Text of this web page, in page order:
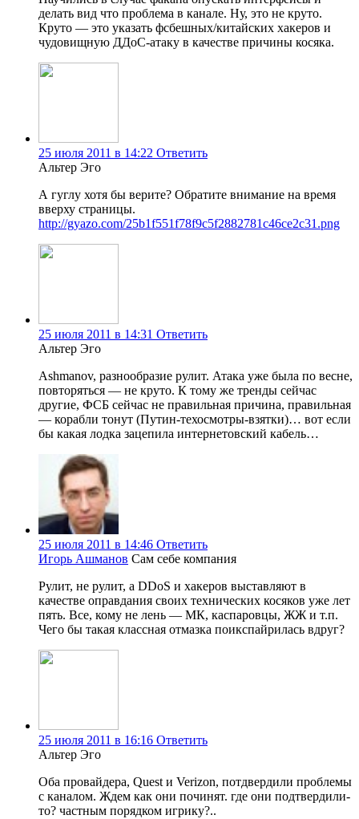
делать вид что проблема в канале. Ну, это не круто.
Круто — это указать фсбешных/китайских хакеров и
чудовищную ДДоС-атаку в качестве причины косяка.
25 июля 2011 в 14:22 Ответить
Альтер Эго
А гуглу хотя бы верите? Обратите внимание на время
вверху страницы.
http://gyazo.com/25b1f551f78f9c5f2882781c46ce2c31.png
25 июля 2011 в 14:31 Ответить
Альтер Эго
Ashmanov, разнообразие рулит. Атака уже была по весне,
повторяться — не круто. К тому же тренды сейчас
другие, ФСБ сейчас не правильная причина, правильная
— корабли тонут (Путин-техосмотры-взятки)… вот если
бы какая лодка зацепила интернетовский кабель…
25 июля 2011 в 14:46 Ответить
Игорь Ашманов Сам себе компания
Рулит, не рулит, а DDoS и хакеров выставляют в
качестве оправдания своих технических косяков уже лет
пять. Все, кому не лень — МК, каспаровцы, ЖЖ и т.п.
Чего бы такая классная отмазка поикспайрилась вдруг?
25 июля 2011 в 16:16 Ответить
Альтер Эго
Оба провайдера, Quest и Verizon, потдвердили проблемы
с каналом. Ждем как они починят. где они подтвердили-
то? частным порядком игрику?..